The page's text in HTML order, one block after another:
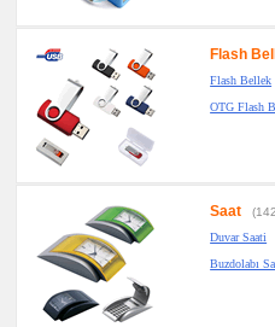
Flash
Flash Bellek
OTG Flash
Saat
Duvar Saati
Buzdolabı